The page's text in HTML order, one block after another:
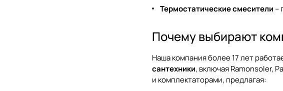
Термостатические смесители –
Почему выбирают
Наша компания более 17 лет
сантехники, включая Ramonsoler,
и комплектаторами, предлагая: